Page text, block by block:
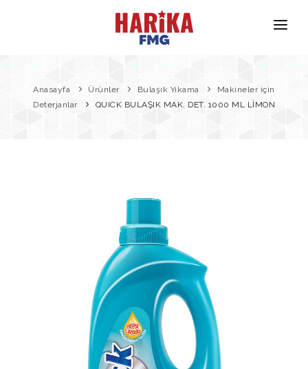
Markalarımız
Anasayfa Ürünler Bulaşık Yıkama
Makineler için
Deterjanlar
QUICK BULAŞIK MAK. DET. 1000 ML LİMON